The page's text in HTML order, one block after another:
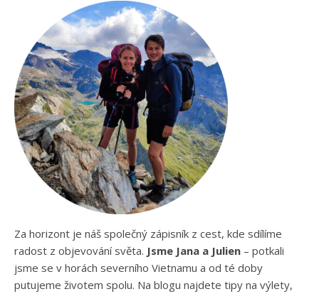
Za horizont je náš společný zápisník z cest, kde sdílíme
radost z objevování světa. Jsme Jana a Julien – potkali
jsme se v horách severního Vietnamu a od té doby
putujeme životem spolu. Na blogu najdete tipy na výlety,